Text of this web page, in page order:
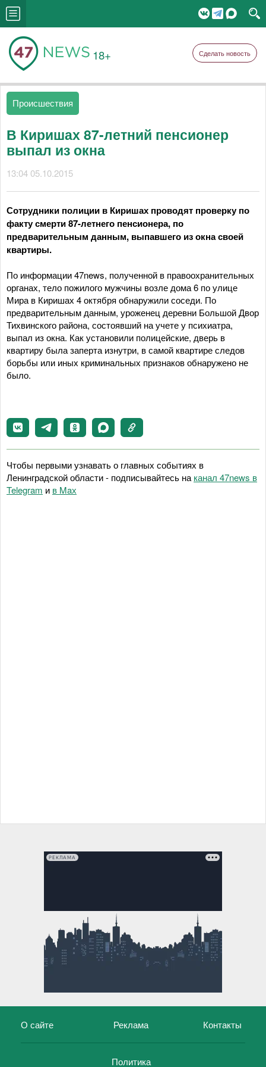
18+ Сделать новость
Происшествия
В Киришах 87-летний пенсионер
выпал из окна
13:04 05.10.2015
Сотрудники полиции в Киришах проводят проверку по
факту смерти 87-летнего пенсионера, по
предварительным данным, выпавшего из окна своей
квартиры.
По информации 47news, полученной в правоохранительных
органах, тело пожилого мужчины возле дома 6 по улице
Мира в Киришах 4 октября обнаружили соседи. По
предварительным данным, уроженец деревни Большой Двор
Тихвинского района, состоявший на учете у психиатра,
выпал из окна. Как установили полицейские, дверь в
квартиру была заперта изнутри, в самой квартире следов
борьбы или иных криминальных признаков обнаружено не
было.
Чтобы первыми узнавать о главных событиях в
Ленинградской области - подписывайтесь на канал 47news в
Telegram и в Maх
РЕКЛАМА
О сайте Реклама Контакты
Политика